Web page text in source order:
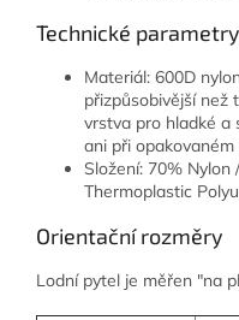
Technické parametry
Materiál: 600D
přizpůsobivější než
vrstva pro hladké a
ani při opakovaném
Složení: 70%
Thermoplastic
Orientační rozměry
Lodní pytel je měřen "na